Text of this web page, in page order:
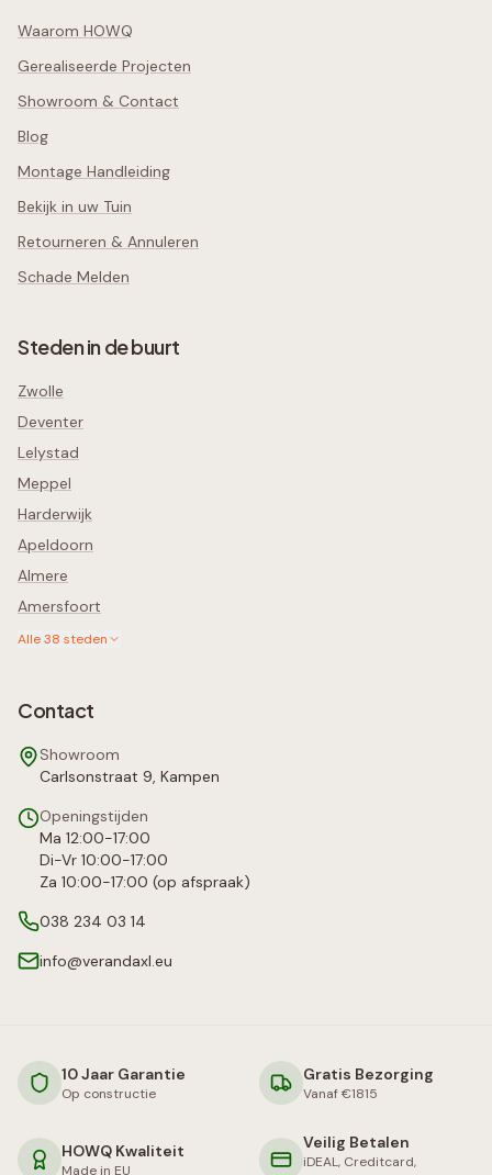
Waarom HOWQ
Gerealiseerde Projecten
Showroom & Contact
Blog
Montage Handleiding
Bekijk in uw Tuin
Retourneren & Annuleren
Schade Melden
Steden in de buurt
Zwolle
Deventer
Lelystad
Meppel
Harderwijk
Apeldoorn
Almere
Amersfoort
Alle38 steden
Contact
Showroom
Carlsonstraat 9, Kampen
Openingstijden
Ma 12:00-17:00
Di-Vr 10:00-17:00
Za 10:00-17:00 (op afspraak)
038 234 03 14
info@verandaxl.eu
10 Jaar Garantie
Op constructie
Gratis Bezorging
Vanaf €1815
HOWQ Kwaliteit
Made in EU
Veilig Betalen
iDEAL, Creditcard,